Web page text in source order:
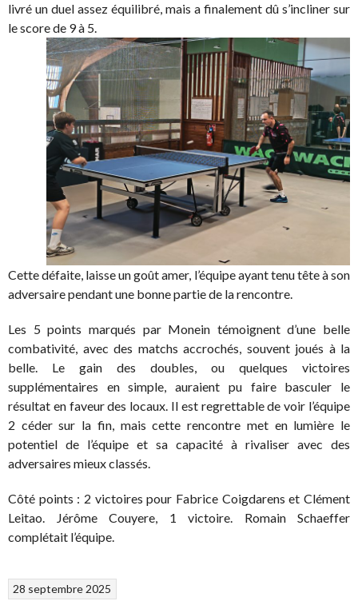
livré un duel assez équilibré, mais a finalement dû s’incliner sur
le score de 9 à 5.
Cette défaite, laisse un goût amer, l’équipe ayant tenu tête à son
adversaire pendant une bonne partie de la rencontre.
​Les 5 points marqués par Monein témoignent d’une belle
combativité, avec des matchs accrochés, souvent joués à la
belle. Le gain des doubles, ou quelques victoires
supplémentaires en simple, auraient pu faire basculer le
résultat en faveur des locaux. Il est regrettable de voir l’équipe
2 céder sur la fin, mais cette rencontre met en lumière le
potentiel de l’équipe et sa capacité à rivaliser avec des
adversaires mieux classés.
​Côté points : 2 victoires pour Fabrice Coigdarens et Clément
Leitao. Jérôme Couyere, 1 victoire. Romain Schaeffer
complétait l’équipe.
28 septembre 2025